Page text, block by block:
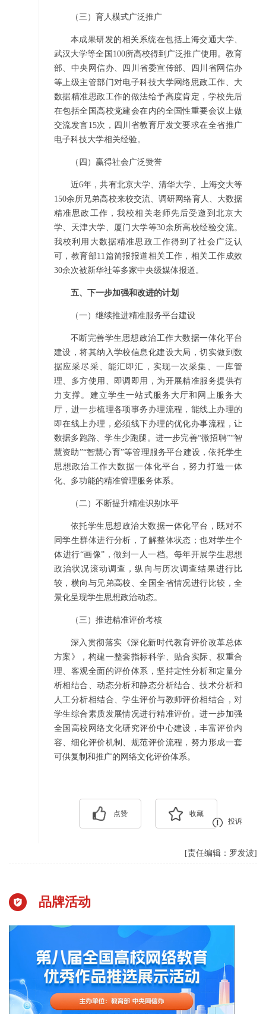
（三）育人模式广泛推广
本成果研发的相关系统在包括上海交通大学、
武汉大学等全国100所高校得到广泛推广使用。教育
部、中央网信办、四川省委宣传部、四川省网信办
等上级主管部门对电子科技大学网络思政工作、大
数据精准思政工作的做法给予高度肯定，学校先后
在包括全国高校党建会在内的全国性重要会议上做
交流发言15次，四川省教育厅发文要求在全省推广
电子科技大学相关经验。
（四）赢得社会广泛赞誉
近6年，共有北京大学、清华大学、上海交大等
150余所兄弟高校来校交流、调研网络育人、大数据
精准思政工作，我校相关老师先后受邀到北京大
学、天津大学、厦门大学等30余所高校经验交流。
我校利用大数据精准思政工作得到了社会广泛认
可，教育部11篇简报报道相关工作，相关工作成效
30余次被新华社等多家中央级媒体报道。
五、下一步加强和改进的计划
（一）继续推进精准服务平台建设
不断完善学生思想政治工作大数据一体化平台
建设，将其纳入学校信息化建设大局，切实做到数
据应采尽采、能汇即汇，实现一次采集、一库管
理、多方使用、即调即用，为开展精准服务提供有
力支撑。建立学生一站式服务大厅和网上服务大
厅，进一步梳理各项事务办理流程，能线上办理的
即在线上办理，必须线下办理的优化办事流程，让
数据多跑路、学生少跑腿。进一步完善“微招聘”“智
慧资助”“智慧心育”等管理服务平台建设，依托学生
思想政治工作大数据一体化平台，努力打造一体
化、多功能的精准管理服务体系。
（二）不断提升精准识别水平
依托学生思想政治大数据一体化平台，既对不
同学生群体进行分析，了解整体状态；也对学生个
体进行“画像”，做到一人一档。每年开展学生思想
政治状况滚动调查，纵向与历次调查结果进行比
较，横向与兄弟高校、全国全省情况进行比较，全
景化呈现学生思想政治动态。
（三）推进精准评价考核
深入贯彻落实《深化新时代教育评价改革总体
方案》，构建一整套指标科学、贴合实际、权重合
理、客观全面的评价体系，坚持定性分析和定量分
析相结合、动态分析和静态分析结合、技术分析和
人工分析相结合、学生评价与教师评价相结合，对
学生综合素质发展情况进行精准评价。进一步加强
全国高校网络文化研究评价中心建设，丰富评价内
容、细化评价机制、规范评价流程，努力形成一套
可供复制和推广的网络文化评价体系。
点赞
收藏
投诉
[责任编辑：罗发波]
品牌活动